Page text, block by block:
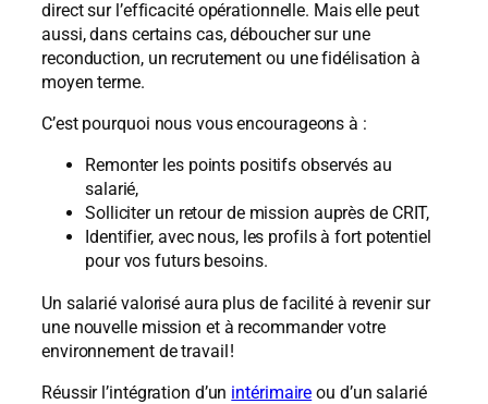
direct sur l’efficacité opérationnelle. Mais elle peut
aussi, dans certains cas, déboucher sur une
reconduction, un recrutement ou une fidélisation à
moyen terme.
C’est pourquoi nous vous encourageons à :
Remonter les points positifs observés au
salarié,
Solliciter un retour de mission auprès de CRIT,
Identifier, avec nous, les profils à fort potentiel
pour vos futurs besoins.
Un salarié valorisé aura plus de facilité à revenir sur
une nouvelle mission et à recommander votre
environnement de travail !
Réussir l’intégration d’un intérimaire ou d’un salarié